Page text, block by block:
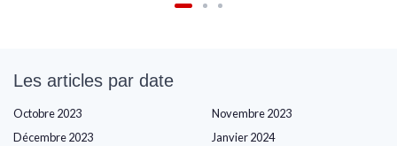
Les articles par date
Octobre 2023
Novembre 2023
Décembre 2023
Janvier 2024